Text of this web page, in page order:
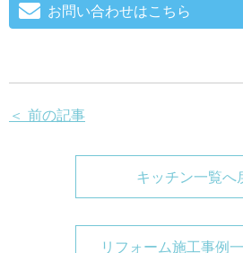
お問い合わせはこちら
＜ 前の記事
キッチン一覧へ
リフォーム施工事例